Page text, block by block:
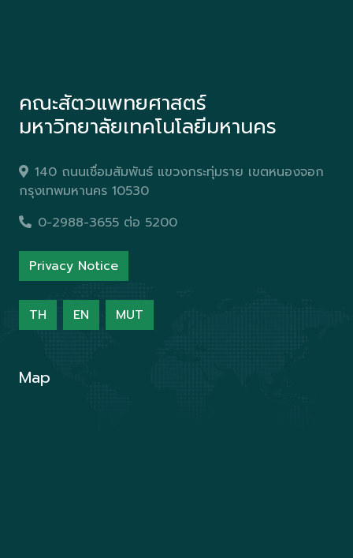
คณะสัตวแพทยศาสตร์
มหาวิทยาลัยเทคโนโลยีมหานคร
140 ถนนเชื่อมสัมพันธ์ แขวงกระทุ่มราย เขตหนองจอก
กรุงเทพมหานคร 10530
0-2988-3655 ต่อ 5200
Privacy Notice
TH EN MUT
Map